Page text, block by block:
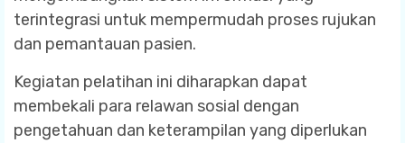
terintegrasi untuk mempermudah proses rujukan
dan pemantauan pasien.
Kegiatan pelatihan ini diharapkan dapat
membekali para relawan sosial dengan
pengetahuan dan keterampilan yang diperlukan